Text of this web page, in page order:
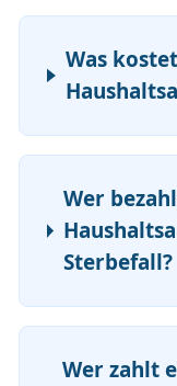
Was
Wer
Sterbefall?
Wer zahlt